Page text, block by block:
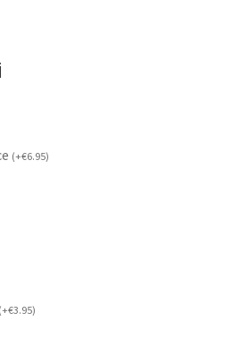
(+€6.95)
(+€3.95)